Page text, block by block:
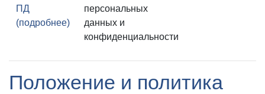
ПД
(подробнее)
персональных
данных и
конфиденциальности
Положение и политика